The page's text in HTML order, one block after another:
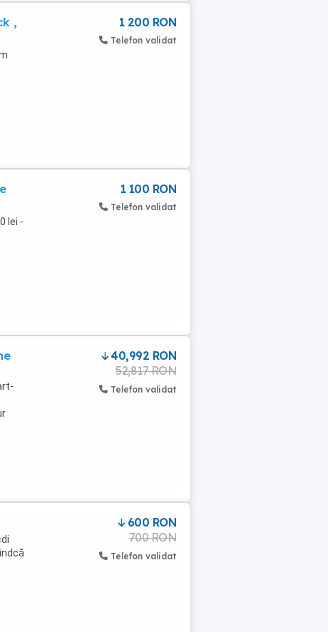
,
1 200 RON
Telefon validat
lei -
1 100 RON
Telefon validat
40,992 RON
52,817 RON
Telefon validat
600 RON
700 RON
Telefon validat